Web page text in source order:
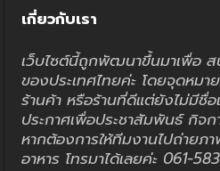
เกี่ยวกับเรา
เว็บไซต์นี้ถูกพัฒนาขึ้นมาเพื่อ
ของประเทศไทยค่ะ โดยจุดหมา
ร้านค้า หรือร้านที่ดีแต่ยังไม่มีชื่
ประกาศเพื่อประชาสัมพันธ์ กิจก
หากต้องการให้ทีมงานไปถ่าย
อาหาร โทรมาได้เลยค่ะ 061-